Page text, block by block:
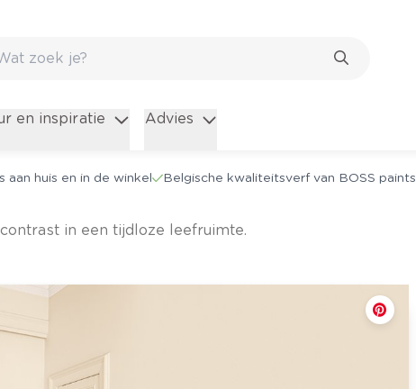
en inspiratie Advies
aan huis en in de winkel Belgische kwaliteitsverf van BOSS paints
contrast in een tijdloze leefruimte.